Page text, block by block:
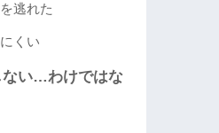
逃れた
くい
ない…わけではな